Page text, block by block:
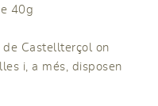
40g
de Castellterçol on
i, a més, disposen